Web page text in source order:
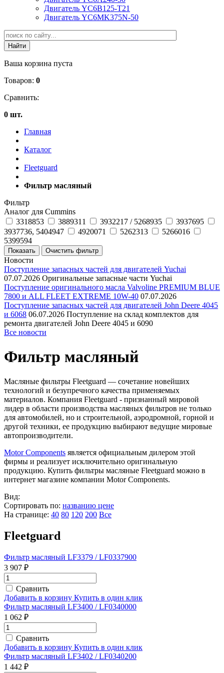
Двигатель YC6B125-T21
Двигатель YC6MK375N-50
Ваша корзина пуста
Товаров: 0
Сравнить:
0 шт.
Главная
Каталог
Fleetguard
Фильтр масляный
Фильтр
Аналог для Cummins
3318853
3889311 3932217 / 5268935
3937695
3937736, 5404947
4920071 5262313
5266016
5399594
Новости
Поступление запасных частей для двигателей Yuchai
07.07.2026 Оригинальные запасные части Yuchai
Поступление оригинального масла Valvoline PREMIUM BLUE
7800 и ALL FLEET EXTREME 10W-40 07.07.2026
Поступление запасных частей для двигателей John Deere 4045
и 6068 06.07.2026 Поступление на склад комплектов для
ремонта двигателей John Deere 4045 и 6090
Все новости
Фильтр масляный
Масляные фильтры Fleetguard — сочетание новейших
технологий и безупречного качества применяемых
материалов. Компания Fleetguard - признанный мировой
лидер в области производства масляных фильтров не только
для автомобилей, но и строительной, аэродромной, горной и
другой техники, ее продукцию выбирают ведущие мировые
автопроизводители.
Motor Components является официальным дилером этой
фирмы и реализует исключительно оригинальную
продукцию. Купить фильтры масляные Fleetguard можно в
интернет магазине компании Motor Components.
Вид:
Сортировать по: названию цене
На странице: 40 80 120 200 Все
Fleetguard
Фильтр масляный LF3379 / LF0337900
3 907 ₽
Сравнить
Добавить в корзину Купить в один клик
Фильтр масляный LF3400 / LF0340000
1 062 ₽
Сравнить
Добавить в корзину Купить в один клик
Фильтр масляный LF3402 / LF0340200
1 442 ₽